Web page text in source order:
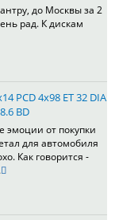
до Москвы за 2
рад. К дискам
PCD 4x98 ET 32 DIA
BD
эмоции от покупки
для автомобиля
Как говорится -